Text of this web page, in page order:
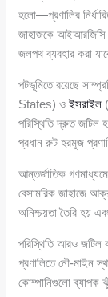
হলো—প্রণালির
জাহাজকে আইআরজিসি
জলপথ ব্যবহার করা
পটভূমিতে রয়েছে
States) ওইসরাইল
পরিস্থিতি দ্রুত জটিল
প্রধান রুট হরমুজ
আন্তর্জাতিক
বেসামরিক জাহাজে
অনিশ্চয়তা তৈরি হয়
পরিস্থিতি আরও জটিল
প্রণালিতে নৌ-মাইন
কোম্পানিগুলো ব্যাপক